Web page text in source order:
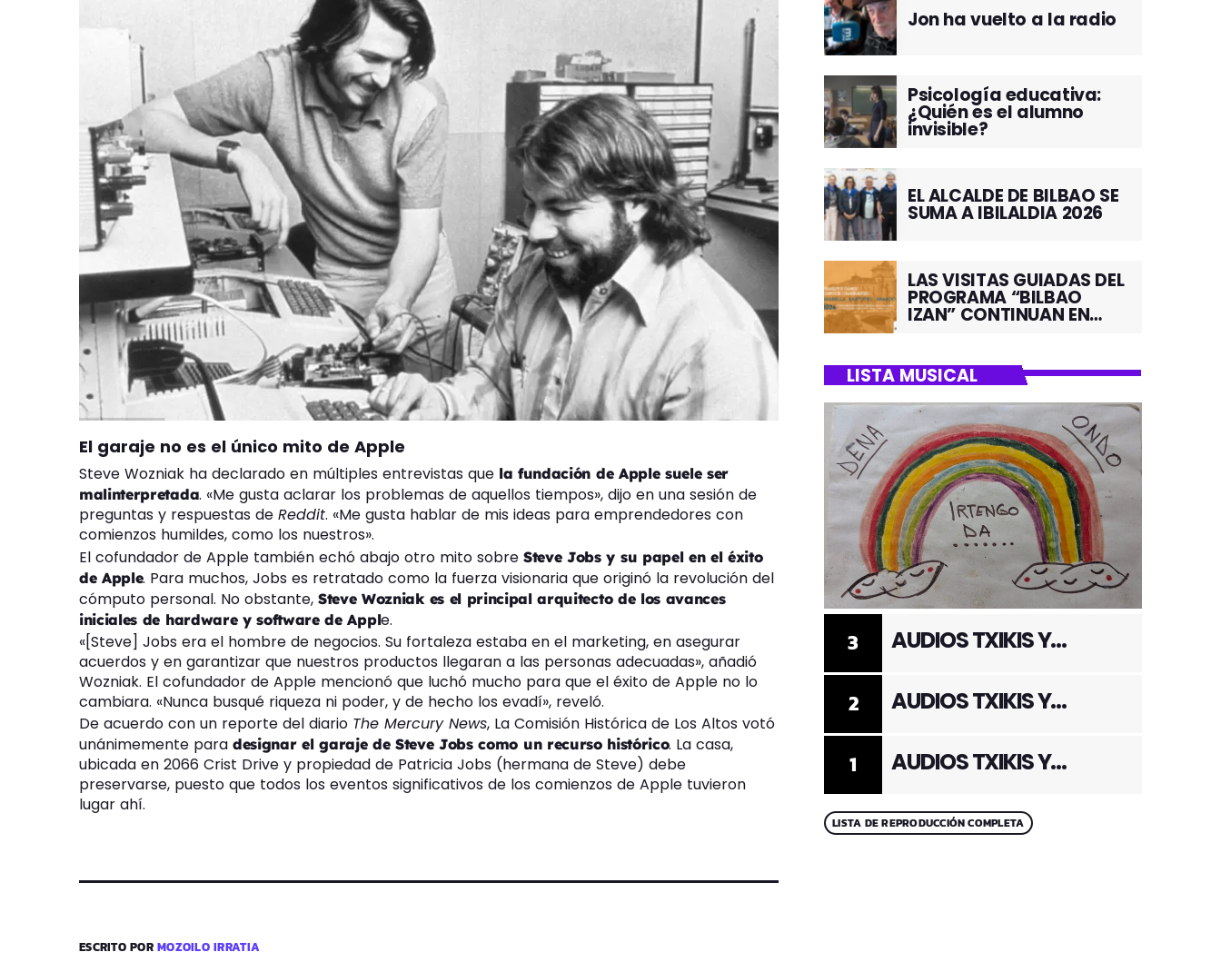
El garaje no es el único mito de Apple
Steve Wozniak ha declarado en múltiples entrevistas que la fundación de Apple suele ser
malinterpretada. «Me gusta aclarar los problemas de aquellos tiempos», dijo en una sesión de
preguntas y respuestas de Reddit. «Me gusta hablar de mis ideas para emprendedores con
comienzos humildes, como los nuestros».
El cofundador de Apple también echó abajo otro mito sobre Steve Jobs y su papel en el éxito
de Apple. Para muchos, Jobs es retratado como la fuerza visionaria que originó la revolución del
cómputo personal. No obstante, Steve Wozniak es el principal arquitecto de los avances
iniciales de hardware y software de Apple.
«[Steve] Jobs era el hombre de negocios. Su fortaleza estaba en el marketing, en asegurar
acuerdos y en garantizar que nuestros productos llegaran a las personas adecuadas», añadió
Wozniak. El cofundador de Apple mencionó que luchó mucho para que el éxito de Apple no lo
cambiara. «Nunca busqué riqueza ni poder, y de hecho los evadí», reveló.
De acuerdo con un reporte del diario The Mercury News, La Comisión Histórica de Los Altos votó
unánimemente para designar el garaje de Steve Jobs como un recurso histórico. La casa,
ubicada en 2066 Crist Drive y propiedad de Patricia Jobs (hermana de Steve) debe
preservarse, puesto que todos los eventos significativos de los comienzos de Apple tuvieron
lugar ahí.
ESCRITO PORMOZOILO IRRATIA
Jon ha vuelto a la radio
Psicología educativa:
¿Quién es el alumno
invisible?
EL ALCALDE DE BILBAO SE
SUMA A IBILALDIA 2026
LAS VISITAS GUIADAS DEL
PROGRAMA “BILBAO
IZAN” CONTINUAN EN
LISTA MUSICAL
1 AUDIOS TXIKIS Y
2 AUDIOS TXIKIS Y
3 AUDIOS TXIKIS Y
LISTA DE REPRODUCCIÓN COMPLETA